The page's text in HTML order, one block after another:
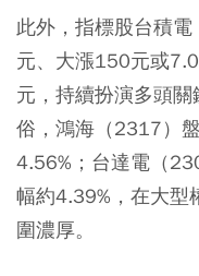
此外，指標股台積
元、大漲150元或
元，持續扮演多頭
俗，鴻海（2317）
4.56%；台達電（
幅約4.39%，在大型
圍濃厚。